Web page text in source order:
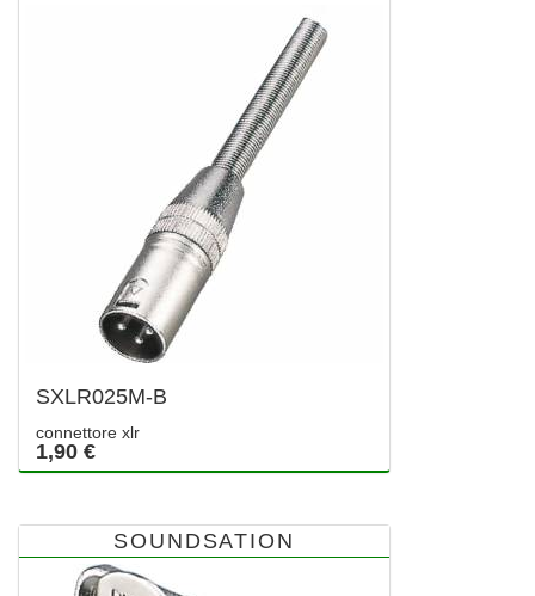
SXLR025M-B
connettore xlr
1,90 €
SOUNDSATION